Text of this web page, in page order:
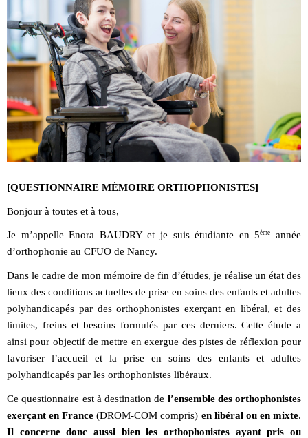
[QUESTIONNAIRE MÉMOIRE ORTHOPHONISTES]
Bonjour à toutes et à tous,
Je m’appelle Enora BAUDRY et je suis étudiante en 5ème
année
d’orthophonie au CFUO de Nancy.
Dans le cadre de mon mémoire de fin d’études, je réalise un état des
lieux des conditions actuelles de prise en soins des enfants et adultes
polyhandicapés par des orthophonistes exerçant en libéral, et des
limites, freins et besoins formulés par ces derniers. Cette étude a
ainsi pour objectif de mettre en exergue des pistes de réflexion pour
favoriser l’accueil et la prise en soins des enfants et adultes
polyhandicapés par les orthophonistes libéraux.
Ce questionnaire est à destination de l’ensemble des orthophonistes
exerçant en France(DROM-COM compris) en libéral ou en mixte.
Il concerne donc aussi bien les orthophonistes ayant pris ou